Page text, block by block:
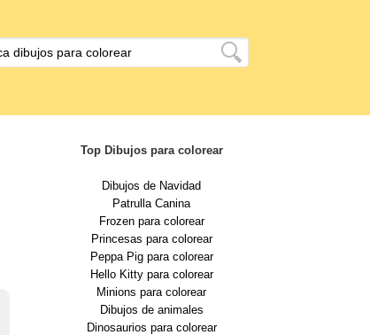
Top Dibujos para colorear
Dibujos de Navidad
Patrulla Canina
Frozen para colorear
Princesas para colorear
Peppa Pig para colorear
Hello Kitty para colorear
Minions para colorear
Dibujos de animales
Dinosaurios para colorear